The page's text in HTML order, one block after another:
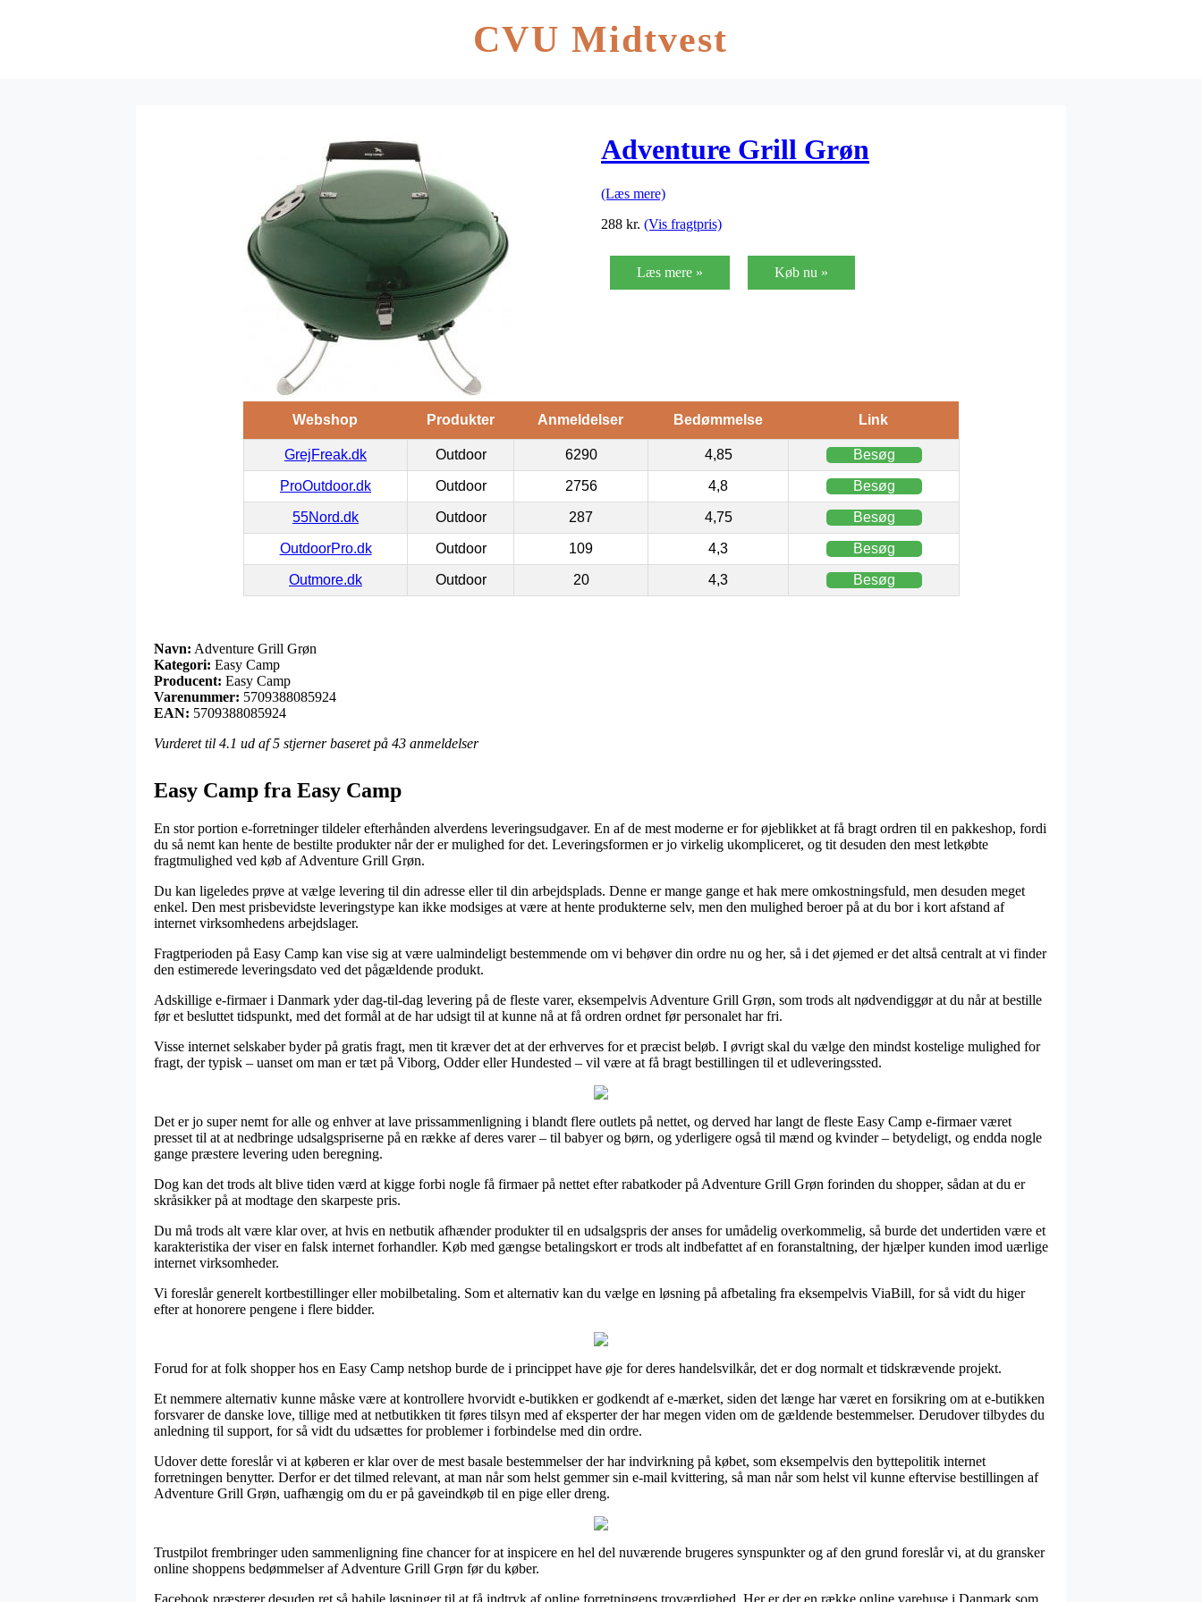
CVU Midtvest
Adventure Grill Grøn
(Læs mere)
288 kr. (Vis fragtpris)
Læs mere » Køb nu »
Webshop Produkter Anmeldelser Bedømmelse Link
GrejFreak.dk Outdoor 6290 4,85 Besøg
ProOutdoor.dk Outdoor 2756 4,8 Besøg
55Nord.dk Outdoor 287 4,75 Besøg
OutdoorPro.dk Outdoor 109 4,3 Besøg
Outmore.dk Outdoor 20 4,3 Besøg
Navn: Adventure Grill Grøn
Kategori: Easy Camp
Producent: Easy Camp
Varenummer: 5709388085924
EAN: 5709388085924
Vurderet til 4.1 ud af 5 stjerner baseret på 43 anmeldelser
Easy Camp fra Easy Camp
En stor portion e-forretninger tildeler efterhånden alverdens leveringsudgaver. En af de mest moderne er for øjeblikket at få bragt ordren til en pakkeshop, fordi
du så nemt kan hente de bestilte produkter når der er mulighed for det. Leveringsformen er jo virkelig ukompliceret, og tit desuden den mest letkøbte
fragtmulighed ved køb af Adventure Grill Grøn.
Du kan ligeledes prøve at vælge levering til din adresse eller til din arbejdsplads. Denne er mange gange et hak mere omkostningsfuld, men desuden meget
enkel. Den mest prisbevidste leveringstype kan ikke modsiges at være at hente produkterne selv, men den mulighed beroer på at du bor i kort afstand af
internet virksomhedens arbejdslager.
Fragtperioden på Easy Camp kan vise sig at være ualmindeligt bestemmende om vi behøver din ordre nu og her, så i det øjemed er det altså centralt at vi finder
den estimerede leveringsdato ved det pågældende produkt.
Adskillige e-firmaer i Danmark yder dag-til-dag levering på de fleste varer, eksempelvis Adventure Grill Grøn, som trods alt nødvendiggør at du når at bestille
før et besluttet tidspunkt, med det formål at de har udsigt til at kunne nå at få ordren ordnet før personalet har fri.
Visse internet selskaber byder på gratis fragt, men tit kræver det at der erhverves for et præcist beløb. I øvrigt skal du vælge den mindst kostelige mulighed for
fragt, der typisk – uanset om man er tæt på Viborg, Odder eller Hundested – vil være at få bragt bestillingen til et udleveringssted.
Det er jo super nemt for alle og enhver at lave prissammenligning i blandt flere outlets på nettet, og derved har langt de fleste Easy Camp e-firmaer været
presset til at at nedbringe udsalgspriserne på en række af deres varer – til babyer og børn, og yderligere også til mænd og kvinder – betydeligt, og endda nogle
gange præstere levering uden beregning.
Dog kan det trods alt blive tiden værd at kigge forbi nogle få firmaer på nettet efter rabatkoder på Adventure Grill Grøn forinden du shopper, sådan at du er
skråsikker på at modtage den skarpeste pris.
Du må trods alt være klar over, at hvis en netbutik afhænder produkter til en udsalgspris der anses for umådelig overkommelig, så burde det undertiden være et
karakteristika der viser en falsk internet forhandler. Køb med gængse betalingskort er trods alt indbefattet af en foranstaltning, der hjælper kunden imod uærlige
internet virksomheder.
Vi foreslår generelt kortbestillinger eller mobilbetaling. Som et alternativ kan du vælge en løsning på afbetaling fra eksempelvis ViaBill, for så vidt du higer
efter at honorere pengene i flere bidder.
Forud for at folk shopper hos en Easy Camp netshop burde de i princippet have øje for deres handelsvilkår, det er dog normalt et tidskrævende projekt.
Et nemmere alternativ kunne måske være at kontrollere hvorvidt e-butikken er godkendt af e-mærket, siden det længe har været en forsikring om at e-butikken
forsvarer de danske love, tillige med at netbutikken tit føres tilsyn med af eksperter der har megen viden om de gældende bestemmelser. Derudover tilbydes du
anledning til support, for så vidt du udsættes for problemer i forbindelse med din ordre.
Udover dette foreslår vi at køberen er klar over de mest basale bestemmelser der har indvirkning på købet, som eksempelvis den byttepolitik internet
forretningen benytter. Derfor er det tilmed relevant, at man når som helst gemmer sin e-mail kvittering, så man når som helst vil kunne eftervise bestillingen af
Adventure Grill Grøn, uafhængig om du er på gaveindkøb til en pige eller dreng.
Trustpilot frembringer uden sammenligning fine chancer for at inspicere en hel del nuværende brugeres synspunkter og af den grund foreslår vi, at du gransker
online shoppens bedømmelser af Adventure Grill Grøn før du køber.